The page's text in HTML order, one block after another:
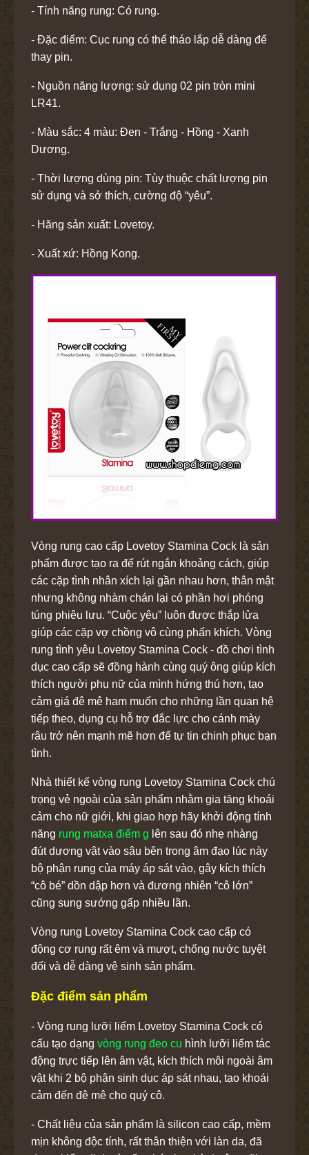
- Tính năng rung: Có rung.
- Đặc điểm: Cục rung có thể tháo lắp dễ dàng để
thay pin.
- Nguồn năng lượng: sử dụng 02 pin tròn mini
LR41.
- Màu sắc: 4 màu: Đen - Trắng - Hồng - Xanh
Dương.
- Thời lượng dùng pin: Tùy thuộc chất lượng pin
sử dụng và sở thích, cường độ “yêu”.
- Hãng sản xuất: Lovetoy.
- Xuất xứ: Hồng Kong.
Vòng rung cao cấp Lovetoy Stamina Cock là sản
phẩm được tạo ra để rút ngắn khoảng cách, giúp
các cặp tình nhân xích lại gần nhau hơn, thân mật
nhưng không nhàm chán lại có phần hơi phóng
túng phiêu lưu. “Cuộc yêu” luôn được thắp lửa
giúp các cặp vợ chồng vô cùng phấn khích. Vòng
rung tình yêu Lovetoy Stamina Cock - đồ chơi tình
dục cao cấp sẽ đồng hành cùng quý ông giúp kích
thích người phụ nữ của mình hứng thú hơn, tạo
cảm giá đê mê ham muốn cho những lần quan hệ
tiếp theo, dụng cụ hỗ trợ đắc lực cho cánh mày
râu trở nên mạnh mẽ hơn để tự tin chinh phục bạn
tình.
Nhà thiết kế vòng rung Lovetoy Stamina Cock chú
trọng vẻ ngoài của sản phẩm nhằm gia tăng khoái
cảm cho nữ giới, khi giao hợp hãy khởi động tính
năng rung matxa điểm g lên sau đó nhẹ nhàng
đút dương vật vào sâu bên trong âm đạo lúc này
bộ phận rung của máy áp sát vào, gây kích thích
“cô bé” dồn dập hơn và đương nhiên “cô lớn”
cũng sung sướng gấp nhiều lần.
Vòng rung Lovetoy Stamina Cock cao cấp có
động cơ rung rất êm và mượt, chống nước tuyệt
đối và dễ dàng vệ sinh sản phẩm.
Đặc điểm sản phẩm
- Vòng rung lưỡi liếm Lovetoy Stamina Cock có
cấu tạo dạng vòng rung đeo cu hình lưỡi liếm tác
động trực tiếp lên âm vật, kích thích môi ngoài âm
vật khi 2 bộ phận sinh dục áp sát nhau, tạo khoái
cảm đến đê mê cho quý cô.
- Chất liệu của sản phẩm là silicon cao cấp, mềm
mịn không độc tính, rất thân thiện với làn da, đã